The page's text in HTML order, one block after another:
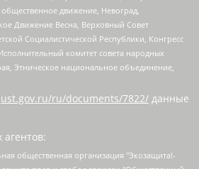
движение, Невоград,
Движение Весна, Верховный Совет
Социалистической Республики, Конгресс
комитет совета народных
Этническое национальное объединение,
ru/documents/7822/ данные
Борисович, Чуракова Ольга Владимировна, Ярош Юлия Петровна, Юридическое лицо "The Insider SIA", зарегистрированное в Риге, Латвийская Республика (дата регистрации 26.06.2015), являющееся администратором доменного имени интернет-издания "The Insider SIA", https://theins.ru, Постернак Алексей Евгеньевич, Рубин Михаил Аркадьевич, Анин Роман Александрович, Юридическое лицо Istories fonds, зарегистрированное в Латвийской Республике (регистрационный номер 50008295751, дата регистрации 24.02.2020), Великовский Дмитрий Александрович, Долинина Ирина Николаевна, Мароховская Алеся Алексеевна, Шлейнов Роман Юрьевич, Шмагун Олеся Валентиновна, Общество с ограниченной ответственностью "Альтаир 2021", Общество с ограниченной ответственностью "Вега 2021", Общество с ограниченной ответственностью "Главный редактор 2021", Общество с ограниченной ответственностью "Ромашки монолит", Важенков Артем Валерьевич, Ивановская областная общественная организация "Центр гендерных исследований", Гурман Юрий Альбертович, Медиапроект "ОВД-Инфо", Егоров Владимир Владимирович, Жилинский Владимир Александрович, Общество с ограниченной ответственностью "ЗП", Иванова София Юрьевна, Карезина Инна Павловна, Кильтау Екатерина Викторовна, Петров Алексей Викторович, Пискунов Сергей Евгеньевич, Смирнов Сергей Сергеевич, Тихонов Михаил Сергеевич, Общество с ограниченной ответственностью "ЖУРНАЛИСТ-ИНОСТРАННЫЙ АГЕНТ", Арапова Галина Юрьевна, Вольтская Татьяна Анатольевна, Американская компания "Mason G.E.S. Anonymous Foundation" (США), являющаяся владельцем интернет-издания https://mnews.world/, Компания "Stichting Bellingcat", зарегистрированная в Нидерландах (дата регистрации 11.07.2018), Захаров Андрей Вячеславович, Клепиковская Екатерина Дмитриевна, Общество с ограниченной ответственностью "МЕМО", Перл Роман Александрович, Симонов Евгений Алексеевич, Соловьева Елена Анатольевна, Сотников Даниил Владимирович, Сурначева Елизавета Дмитриевна, Автономная некоммерческая организация по защите прав человека и информированию населения "Якутия – Наше Мнение", Общество с ограниченной ответственностью "Москоу диджитал медиа", с 26.01.2023 Общество с ограниченной ответственностью "Чайка Белые сады", Ветошкина Валерия Валерьевна, Заговора Максим Александрович, Межрегиональное общественное движение "Российская ЛГБТ - сеть", Оленичев Максим Владимирович, Павлов Иван Юрьевич, Скворцова Елена Сергеевна, Общество с ограниченной ответственностью "Как бы инагент", Кочетков Игорь Викторович, Общество с ограниченной ответственностью "Честные выборы", Еланчик Олег Александрович, Общество с ограниченной ответственностью "Нобелевский призыв", Гималова Регина Эмилевна, Григорьев Андрей Валерьевич, Григорьева Алина Александровна, Ассоциация по содействию защите прав призывников, альтернативнослужащих и военнослужащих "Правозащитная группа "Гражданин.Армия.Право", Хисамова Регина Фаритовна, Автономная некоммерческая организация по реализации социально-правовых программ "Лилит", Дальневосточное общественное движение "Маяк", Санкт-Петербургская ЛГБТ-инициативная группа "Выход", Инициативная группа ЛГБТ+ "Реверс", Алексеев Андрей Викторович, Бекбулатова Таисия Львовна, Беляев Иван Михайлович, Владыкина Елена Сергеевна, Гельман Марат Александрович, Никульшина Вероника Юрьевна, Толоконникова Надежда Андреевна, Шендерович Виктор Анатольевич, Общество с ограниченной ответственностью "Данное сообщение", Общество с ограниченной ответственностью Издательский дом "Новая глава", Айнбиндер Александра Александровна, Московский комьюнити-центр для ЛГБТ+инициатив, Благотворительный фонд развития филантропии, Deutsche Welle (Германия, Kurt-Schumacher-Strasse 3, 53113 Bonn), Борзунова Мария Михайловна, Воробьев Виктор Викторович, Голубева Анна Львовна, Константинова Алла Михайловна, Малкова Ирина Владимировна, Мурадов Мурад Абдулгалимович, Осетинская Елизавета Николаевна, Понасенков Евгений Николаевич, Ганапольский Матвей Юрьевич, Киселев Евгений Алексеевич, Борухович Ирина Григорьевна, Дремин Иван Тимофеевич, Дубровский Дмитрий Викторович, Красноярская региональная общественная организация поддержки и развития альтернативных образовательных технологий и межкультурных коммуникаций "ИНТЕРРА", Маяковская Екатерина Алексеевна, Фейгин Марк Захарович, Филимонов Андрей Викторович, Дзугкоева Регина Николаевна, Доброхотов Роман Александрович, Дудь Юрий Александрович, Елкин Сергей Владимирович, Кругликов Кирилл Игоревич, Сабунаева Мария Леонидовна, Семенов Алексей Владимирович, Шаинян Карен Багратович, Шульман Екатерина Михайловна, Асафьев Артур Валерьевич, Вахштайн Виктор Семенович, Венедиктов Алексей Алексеевич, Лушникова Екатерина Евгеньевна, Волков Леонид Михайлович, Невзоров Александр Глебович, Пархоменко Сергей Борисович, Сироткин Ярослав Николаевич, Кара-Мурза Владимир Владимирович, Баранова Наталья Владимировна, Гозман Леонид Яковлевич, Кагарлицкий Борис Юльевич, Климарев Михаил Валерьевич, Милов Владимир Станиславович, Автономная некоммерческая организация Краснодарский центр современного искусства "Типография", Моргенштерн Алишер Тагирович, Соболь Любовь Эдуардовна, Общество с ограниченной ответственностью "ЛИЗА НОРМ", Каспаров Гарри Кимович, Ходорковский Михаил Борисович, Общество с ограниченной ответственностью "Апрельские тезисы", Данилович Ирина Брониславовна, Кашин Олег Владимирович, Петров Николай Владимирович, Пивоваров Алексей Владимирович, Соколов Михаил Владимирович, Цветкова Юлия Владимировна, Чичваркин Евгений Александрович, Комитет против пыток/Команда против пыток, Общество с ограниченной ответственностью "Первый научный", Общество с ограниченной ответственностью "Вертолет и ко", Белоцерковская Вероника Борисовна, Кац Максим Евгеньевич, Лазарева Татьяна Юрьевна, Шаведдинов Руслан Табризович, Яшин Илья Валерьевич, Общество с ограниченной ответственностью "Иноагент ААВ", Алешковский Дмитрий Петрович, Альбац Евгения Марковна, Быков Дмитрий Львович, Галямина Юлия Евгеньевна, Лойко Сергей Леонидович, Мартынов Кирилл Константинович, Медведев Сергей Александрович, Крашенинников Федор Геннадиевич, Гордеева Катерина Вл